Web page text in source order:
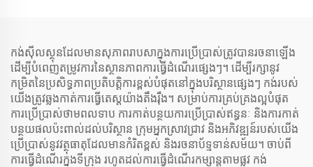
កង់ស៊ីលស្ថុនដែលមានសុភាពរាបសាក្នុងការប្រើប្រាស់ត្រូវបានរចនាឡើង
ដើម្បីបំពេញតម្រូវការនៃស្ថានភាពការធ្វើដំណើរផ្សេងៗ។ ដើម្បីរក្សានូវ
កម្រិតនៃប្រសិទ្ធភាពប្រតិបត្តិការខ្ពស់បំផុតនៅក្នុងបរិស្ថានផ្សេងៗ កង់របស់
យើងត្រូវឆ្លងកាត់ការធ្វើតេស្តយ៉ាងតឹងរ៉ឹង។ សម្រាប់ការគ្រប់គ្រងល្អបំផុត
ការប្រើប្រាស់ថាមពលទាប ការកាត់បន្ថយការប្រើប្រាស់ឥន្ធនៈ និងការកាត់
បន្ថយផលប៉ះពាល់ដល់បរិស្ថាន ក្រុមអ្នកស្រាវជ្រាវ និងអភិវឌ្ឍន៍របស់យើង
ប្រើប្រាស់នូវវត្ថុធាតុដែលមានកំរិតខ្ពស់ និងរចនាប័ទ្មទាន់សម័យ។ ចាប់ពី
ការធ្វើដំណើរក្នុងទីក្រុង រហូតដល់ការធ្វើដំណើរកម្សាន្តតាមផ្លូវ កង់